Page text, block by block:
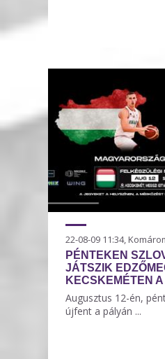
22-08-09 11:34,
PÉNTEKEN
JÁTSZIK
KECSKEMÉTEN
Augusztus 12-én,
újfent a pályán ...